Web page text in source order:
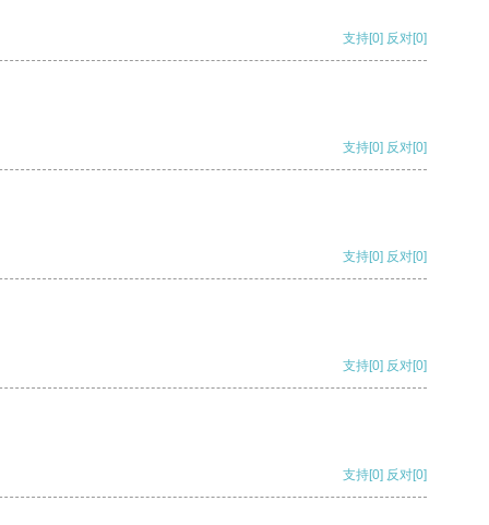
支持[0] 反对[0]
支持[0] 反对[0]
支持[0] 反对[0]
支持[0] 反对[0]
支持[0] 反对[0]